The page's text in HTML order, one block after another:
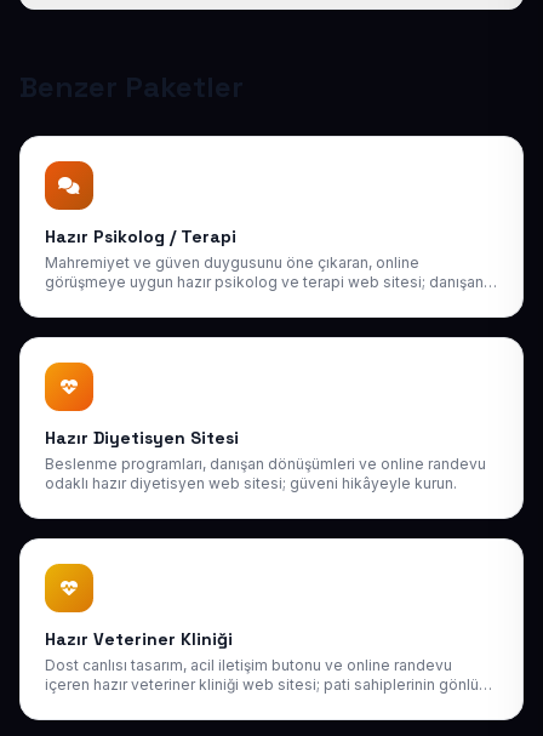
paketlerimiz mevcuttur.
Google mobil sıralamasına uygundur.
Benzer Paketler
Hazır Psikolog / Terapi
Mahremiyet ve güven duygusunu öne çıkaran, online
görüşmeye uygun hazır psikolog ve terapi web sitesi; danışan
Hazır Diyetisyen Sitesi
Beslenme programları, danışan dönüşümleri ve online randevu
odaklı hazır diyetisyen web sitesi; güveni hikâyeyle kurun.
Hazır Veteriner Kliniği
Dost canlısı tasarım, acil iletişim butonu ve online randevu
içeren hazır veteriner kliniği web sitesi; pati sahiplerinin gönlünü